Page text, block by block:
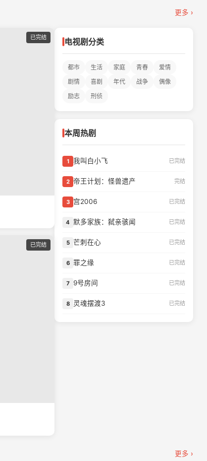
更多 ›
已完结
已完结
电视剧分类
都市 生活 家庭 青春
爱情
剧情
喜剧 年代 战争
偶像
励志
刑侦
本周热剧
1 我叫白小飞 已完结
2 帝王计划：怪兽遗产 完结
3 宫2006 已完结
4 默多家族：弑亲骇闻 已完结
5 芒刺在心 已完结
6 罪之缘 已完结
7 9号房间 已完结
8 灵魂摆渡3 已完结
更多 ›